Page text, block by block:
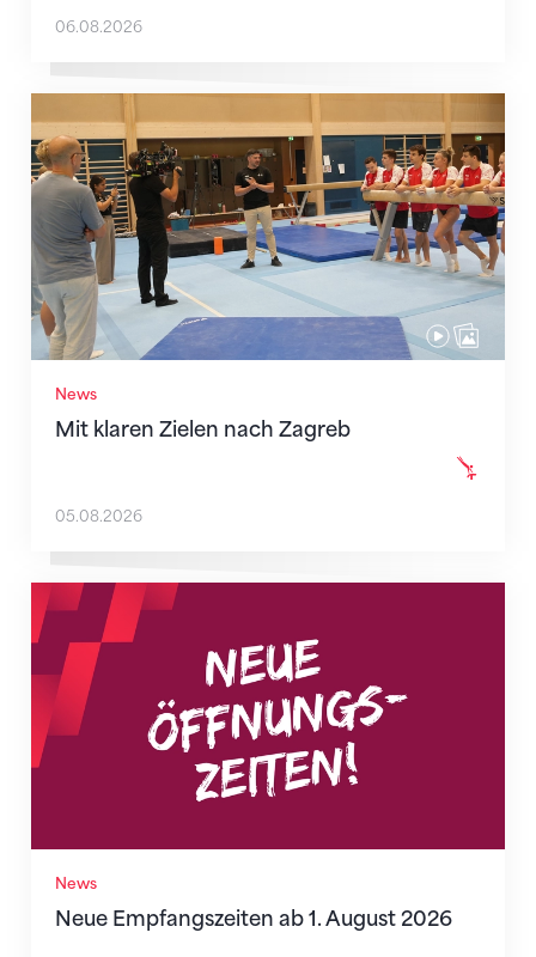
06.08.2026
News
Mit klaren Zielen nach Zagreb
Mit klaren Zielen nach Zagreb
05.08.2026
News
Neue Empfangszeiten ab 1. August 2026
Neue Empfangszeiten ab 1. August 2026